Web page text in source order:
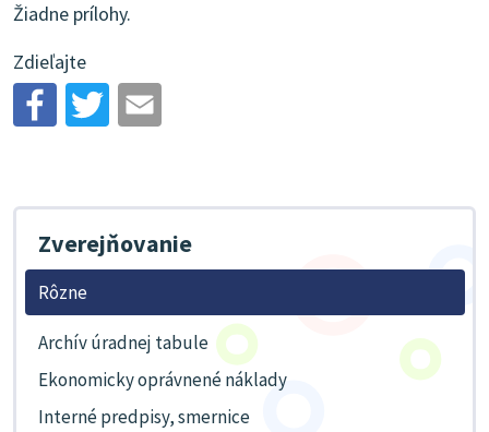
Žiadne prílohy.
Zdieľajte
Zverejňovanie
Rôzne
Archív úradnej tabule
Ekonomicky oprávnené náklady
Interné predpisy, smernice